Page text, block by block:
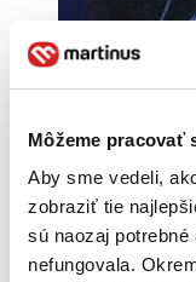
Môžeme pracovať
Aby sme vedeli,
zobraziť tie
sú naozaj
nefungovala.